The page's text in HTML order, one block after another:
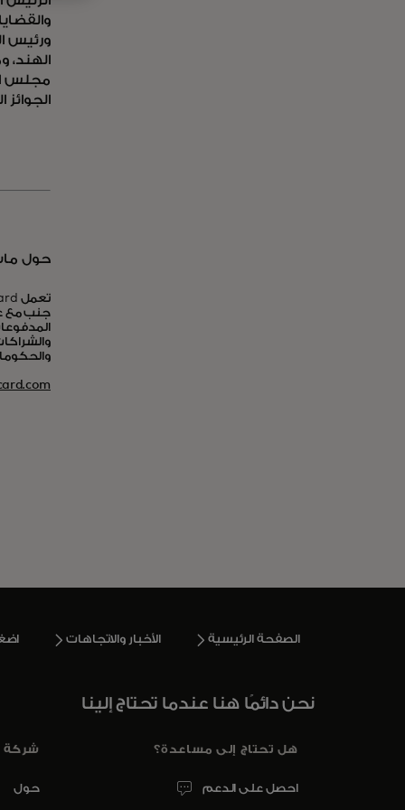
الهند،
مجلس
حول
جنب مع
الصفحة الرئيسية الأخبار والاتجاهات
نحن دائمًا هنا عندما تحتاج إلينا
هل تحتاج إلى مساعدة؟
احصل على الدعم
شركة
حول